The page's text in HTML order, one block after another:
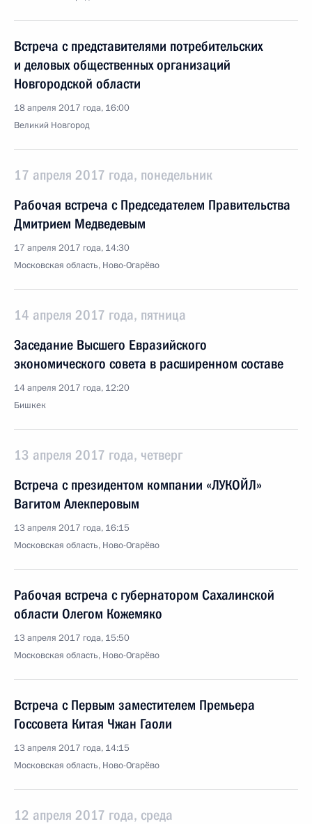
Встреча с представителями потребительских
и деловых общественных организаций
Новгородской области
18 апреля 2017 года, 16:00
Великий Новгород
17 апреля 2017 года, понедельник
Рабочая встреча с Председателем Правительства
Дмитрием Медведевым
17 апреля 2017 года, 14:30
Московская область, Ново-Огарёво
14 апреля 2017 года, пятница
Заседание Высшего Евразийского
экономического совета в расширенном составе
14 апреля 2017 года, 12:20
Бишкек
13 апреля 2017 года, четверг
Встреча с президентом компании «ЛУКОЙЛ»
Вагитом Алекперовым
13 апреля 2017 года, 16:15
Московская область, Ново-Огарёво
Рабочая встреча с губернатором Сахалинской
области Олегом Кожемяко
13 апреля 2017 года, 15:50
Московская область, Ново-Огарёво
Встреча с Первым заместителем Премьера
Госсовета Китая Чжан Гаоли
13 апреля 2017 года, 14:15
Московская область, Ново-Огарёво
12 апреля 2017 года, среда